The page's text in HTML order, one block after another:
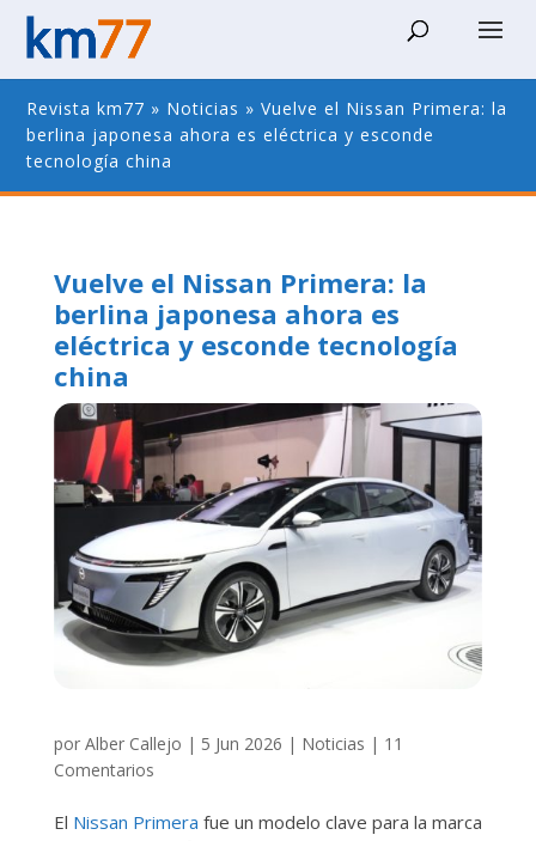
Revista km77 » Noticias »Vuelve el Nissan Primera: la
berlina japonesa ahora es eléctrica y esconde
tecnología china
Vuelve el Nissan Primera: la
berlina japonesa ahora es
eléctrica y esconde tecnología
china
por Alber Callejo | 5 Jun 2026 | Noticias | 11
Comentarios
El Nissan Primera fue un modelo clave para la marca